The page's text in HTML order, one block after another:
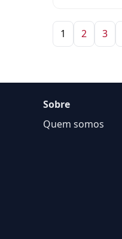
1 2 3
Sobre
Quem somos